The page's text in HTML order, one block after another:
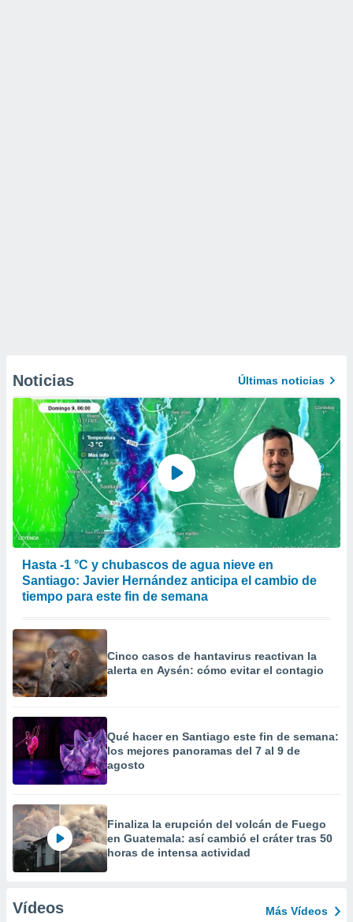
Noticias Últimas noticias
Hasta -1 °C y chubascos de agua nieve en
Santiago: Javier Hernández anticipa el cambio de
tiempo para este fin de semana
Cinco casos de hantavirus reactivan la
alerta en Aysén: cómo evitar el contagio
Qué hacer en Santiago este fin de semana:
los mejores panoramas del 7 al 9 de
agosto
Finaliza la erupción del volcán de Fuego
en Guatemala: así cambió el cráter tras 50
horas de intensa actividad
Vídeos Más Vídeos